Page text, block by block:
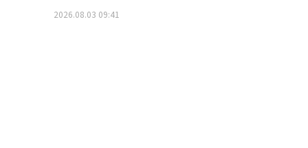
2026.08.03 09:41